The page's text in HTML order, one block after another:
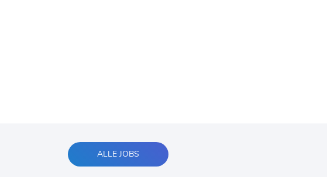
ALLE JOBS